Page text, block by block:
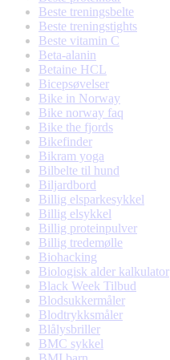
Beste treningsbelte
Beste treningstights
Beste vitamin C
Beta-alanin
Betaine HCL
Bicepsøvelser
Bike in Norway
Bike norway faq
Bike the fjords
Bikefinder
Bikram yoga
Bilbelte til hund
Biljardbord
Billig elsparkesykkel
Billig elsykkel
Billig proteinpulver
Billig tredemølle
Biohacking
Biologisk alder kalkulator
Black Week Tilbud
Blodsukkermåler
Blodtrykksmåler
Blålysbriller
BMC sykkel